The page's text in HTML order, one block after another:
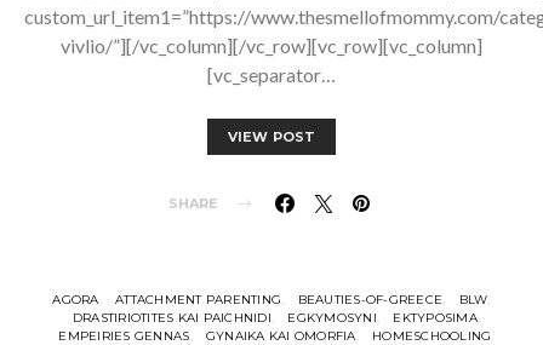
custom_url_item1=”https://www.thesmellofmommy.com/
vivlio/”][/vc_column][/vc_row][vc_row][vc_column]
[vc_separator…
VIEW POST
SHARE
AGORA ATTACHMENT PARENTING BEAUTIES-OF-GREECE
BLW
DRASTIRIOTITES KAI PAICHNIDI
EGKYMOSYNI
EKTYPOSIMA
EMPEIRIES GENNAS
GYNAIKA KAI OMORFIA
HOMESCHOOLING